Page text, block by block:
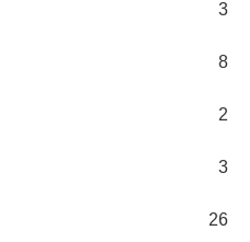
3
8
2
3
26